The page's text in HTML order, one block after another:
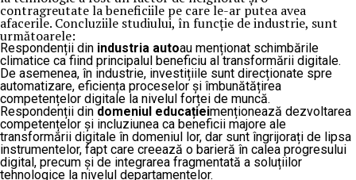
contragreutate la beneficiile pe care le-ar putea avea
afacerile. Concluziile studiului, în funcție de industrie, sunt
următoarele:
Respondenții din industria autoau menționat schimbările
climatice ca fiind principalul beneficiu al transformării digitale.
De asemenea, în industrie, investițiile sunt direcționate spre
automatizare, eficiența proceselor și îmbunătățirea
competențelor digitale la nivelul forței de muncă.
Respondenții din domeniul educațieimenționează dezvoltarea
competențelor și incluziunea ca beneficii majore ale
transformării digitale în domeniul lor, dar sunt îngrijorați de lipsa
instrumentelor, fapt care creează o barieră în calea progresului
digital, precum și de integrarea fragmentată a soluțiilor
tehnologice la nivelul departamentelor.